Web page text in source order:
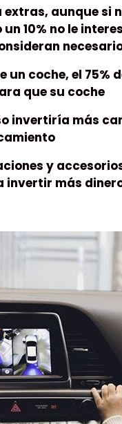
extras, aunque
10% no le
un coche, el 75%
que su coche
invertiría más
y
invertir más